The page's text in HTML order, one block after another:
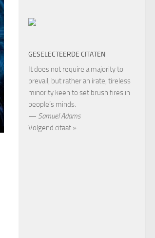
GESELECTEERDE CITATEN
It does not require a majority to
prevail, but rather an irate, tireless
minority keen to set brush fires in
people’s minds.
— Samuel Adams
Volgend citaat »